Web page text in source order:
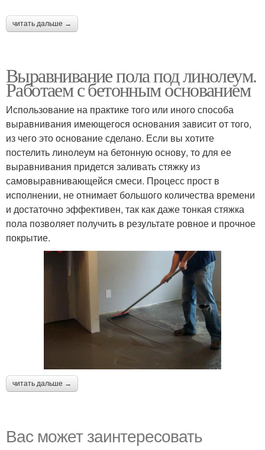
читать дальше →
Выравнивание пола под линолеум.
Работаем с бетонным основанием
Использование на практике того или иного способа
выравнивания имеющегося основания зависит от того,
из чего это основание сделано. Если вы хотите
постелить линолеум на бетонную основу, то для ее
выравнивания придется заливать стяжку из
самовыравнивающейся смеси. Процесс прост в
исполнении, не отнимает большого количества времени
и достаточно эффективен, так как даже тонкая стяжка
пола позволяет получить в результате ровное и прочное
покрытие.
читать дальше →
Вас может заинтересовать